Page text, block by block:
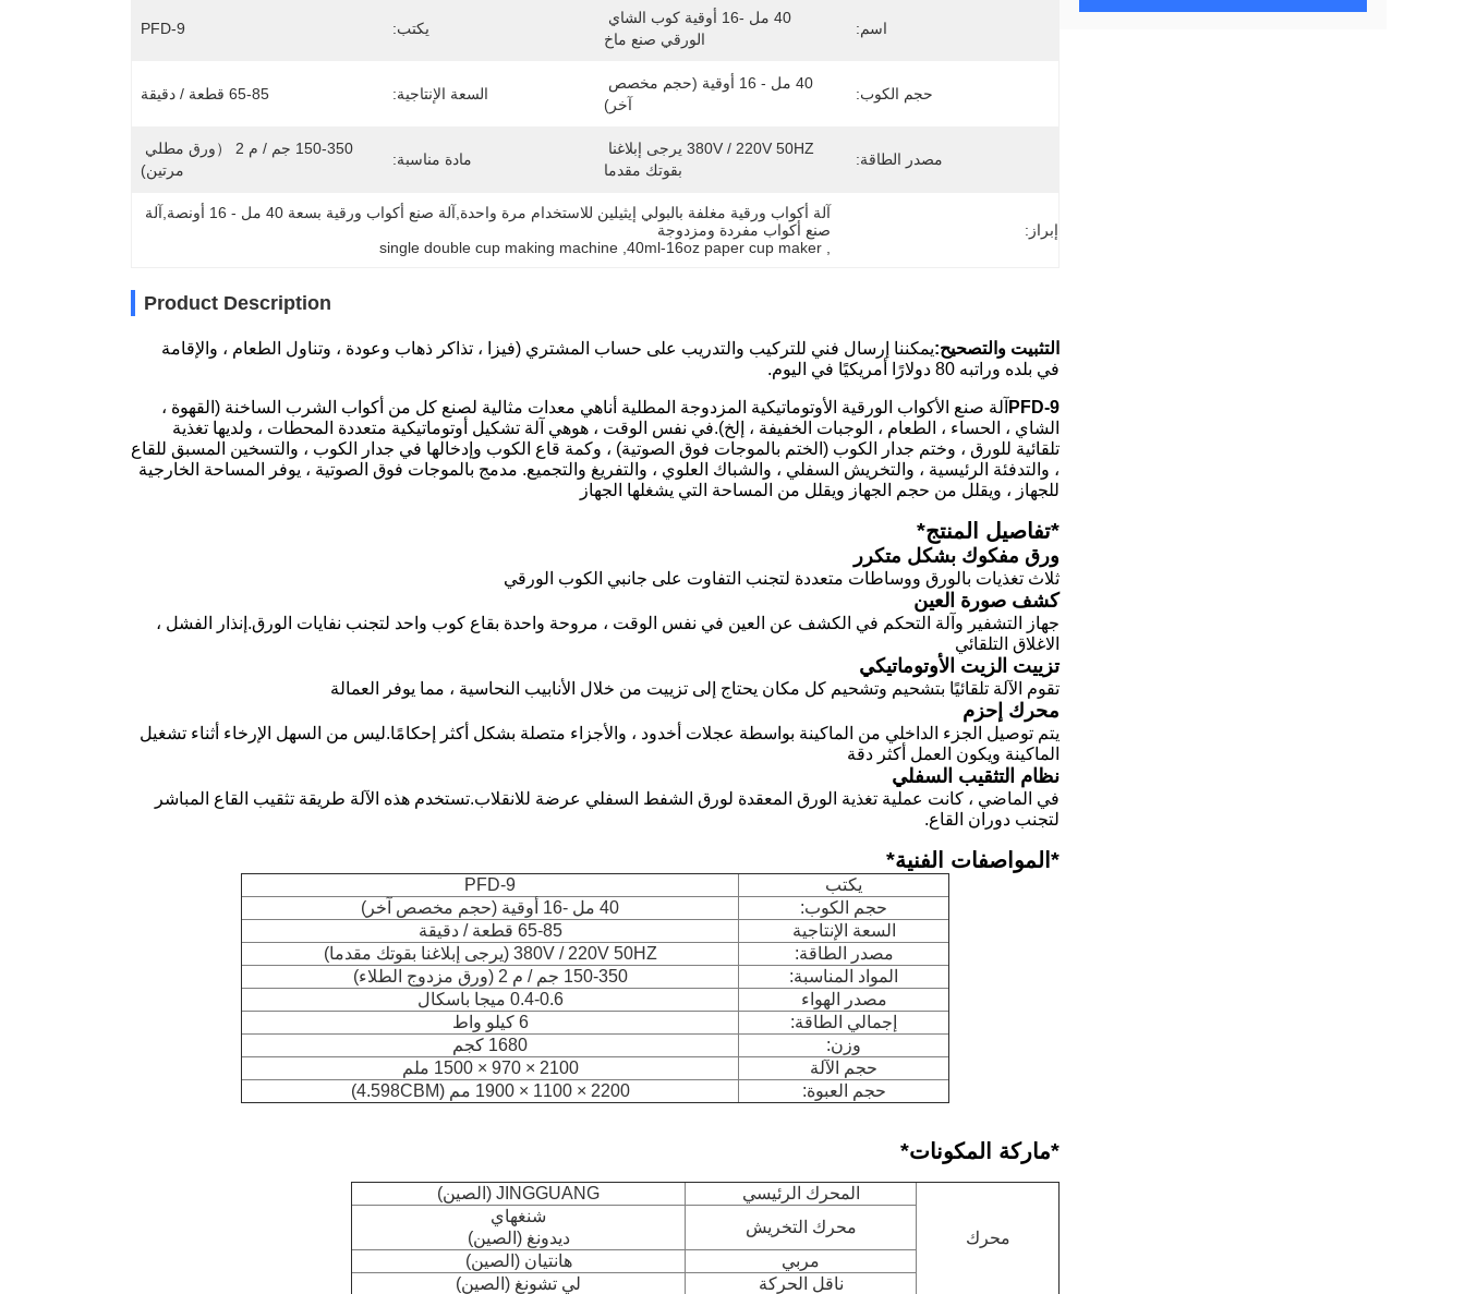
اسم:
الورقي صنع ماخ
يكتب: PFD-9
حجم الكوب:
آخر)
السعة الإنتاجية: 65-85 قطعة / دقيقة
مصدر الطاقة:
بقوتك مقدما
مادة مناسبة:
مرتين)
إبراز:
صنع أكواب مفردة ومزدوجة
,
40ml-16oz paper cup maker
,
single double cup making machine
Product Description
التثبيت والتصحيح:يمكننا إرسال فني للتركيب والتدريب على حساب المشتري (فيزا ، تذاكر ذهاب وعودة ، وتناول الطعام ، والإقامة
في بلده وراتبه 80 دولارًا أمريكيًا في اليوم.
PFD-9 آلة صنع الأكواب الورقية الأوتوماتيكية المزدوجة المطلية أناهي معدات مثالية لصنع كل من أكواب الشرب الساخنة (القهوة ،
الشاي ، الحساء ، الطعام ، الوجبات الخفيفة ، إلخ).في نفس الوقت ، هوهي آلة تشكيل أوتوماتيكية متعددة المحطات ، ولديها تغذية
تلقائية للورق ، وختم جدار الكوب (الختم بالموجات فوق الصوتية) ، وكمة قاع الكوب وإدخالها في جدار الكوب ، والتسخين المسبق للقاع
، والتدفئة الرئيسية ، والتخريش السفلي ، والشباك العلوي ، والتفريغ والتجميع. مدمج بالموجات فوق الصوتية ، يوفر المساحة الخارجية
للجهاز ، ويقلل من حجم الجهاز ويقلل من المساحة التي يشغلها الجهاز
*تفاصيل المنتج*
ورق مفكوك بشكل متكرر
ثلاث تغذيات بالورق ووساطات متعددة لتجنب التفاوت على جانبي الكوب الورقي
كشف صورة العين
جهاز التشفير وآلة التحكم في الكشف عن العين في نفس الوقت ، مروحة واحدة بقاع كوب واحد لتجنب نفايات الورق.إنذار الفشل ،
الاغلاق التلقائي
تزييت الزيت الأوتوماتيكي
تقوم الآلة تلقائيًا بتشحيم وتشحيم كل مكان يحتاج إلى تزييت من خلال الأنابيب النحاسية ، مما يوفر العمالة
محرك إحزم
يتم توصيل الجزء الداخلي من الماكينة بواسطة عجلات أخدود ، والأجزاء متصلة بشكل أكثر إحكامًا.ليس من السهل الإرخاء أثناء تشغيل
الماكينة ويكون العمل أكثر دقة
نظام التثقيب السفلي
في الماضي ، كانت عملية تغذية الورق المعقدة لورق الشفط السفلي عرضة للانقلاب.تستخدم هذه الآلة طريقة تثقيب القاع المباشر
لتجنب دوران القاع.
* المواصفات الفنية*
يكتب
PFD-9
حجم الكوب:
40 مل -16 أوقية (حجم مخصص آخر)
السعة الإنتاجية
65-85 قطعة / دقيقة
مصدر الطاقة:
380V / 220V 50HZ (يرجى إبلاغنا بقوتك مقدما)
المواد المناسبة:
150-350 جم / م 2 (ورق مزدوج الطلاء)
مصدر الهواء
0.4-0.6 ميجا باسكال
إجمالي الطاقة:
6 كيلو واط
وزن:
1680 كجم
حجم الآلة
2100 × 970 × 1500 ملم
حجم العبوة:
2200 × 1100 × 1900 مم (4.598CBM)
*ماركة المكونات*
محرك
المحرك الرئيسي
JINGGUANG (الصين)
محرك التخريش
شنغهاي
ديدونغ (الصين)
مربي
هانتيان (الصين)
ناقل الحركة
لي تشونغ (الصين)